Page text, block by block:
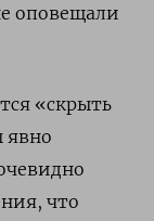
оповещали
«скрыть
явно
что